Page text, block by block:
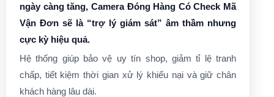
ngày càng tăng, Camera Đóng Hàng Có Check Mã
Vận Đơn sẽ là “trợ lý giám sát” âm thầm nhưng
cực kỳ hiệu quả.
Hệ thống giúp bảo vệ uy tín shop, giảm tỉ lệ tranh
chấp, tiết kiệm thời gian xử lý khiếu nại và giữ chân
khách hàng lâu dài.